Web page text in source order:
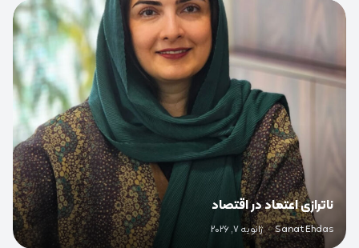
ناترازی اعتماد در اقتصاد
Sanat Ehdas
· ژانویه 7, 2026